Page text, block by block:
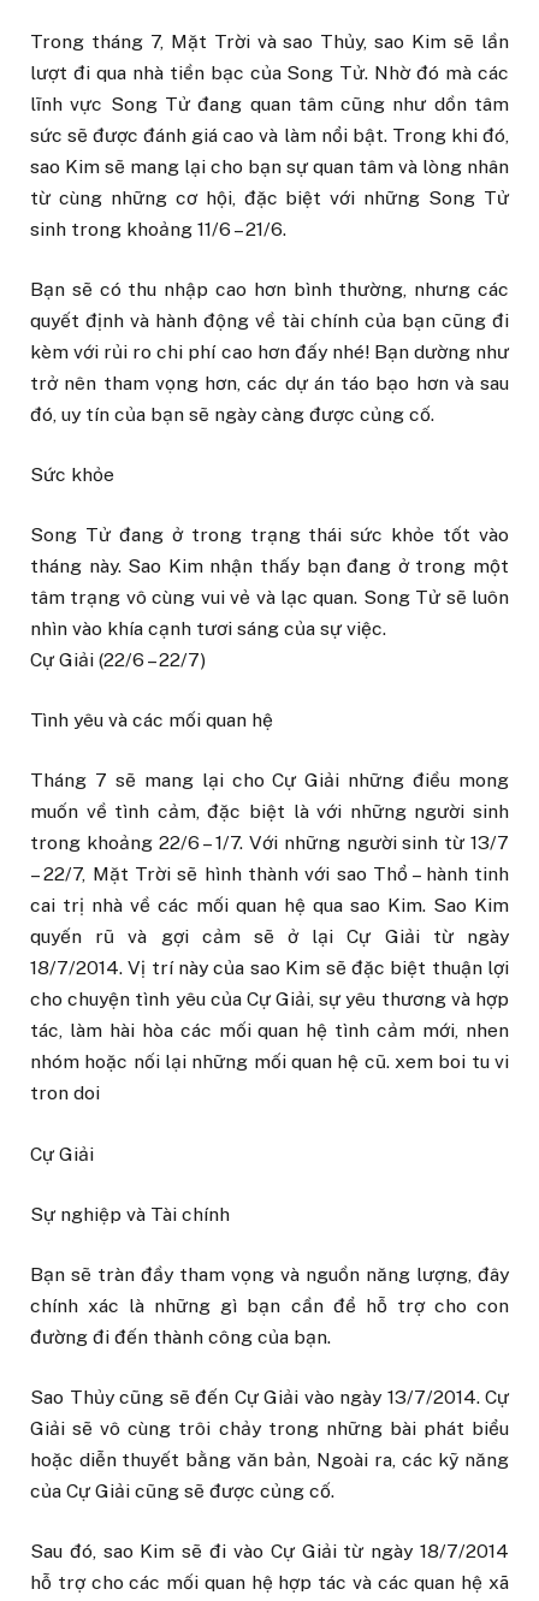
Trong tháng 7, Mặt Trời và sao Thủy, sao Kim sẽ lần
lượt đi qua nhà tiền bạc của Song Tử. Nhờ đó mà các
lĩnh vực Song Tử đang quan tâm cũng như dồn tâm
sức sẽ được đánh giá cao và làm nổi bật. Trong khi đó,
sao Kim sẽ mang lại cho bạn sự quan tâm và lòng nhân
từ cùng những cơ hội, đặc biệt với những Song Tử
sinh trong khoảng 11/6 – 21/6.
Bạn sẽ có thu nhập cao hơn bình thường, nhưng các
quyết định và hành động về tài chính của bạn cũng đi
kèm với rủi ro chi phí cao hơn đấy nhé! Bạn dường như
trở nên tham vọng hơn, các dự án táo bạo hơn và sau
đó, uy tín của bạn sẽ ngày càng được củng cố.
Sức khỏe
Song Tử đang ở trong trạng thái sức khỏe tốt vào
tháng này. Sao Kim nhận thấy bạn đang ở trong một
tâm trạng vô cùng vui vẻ và lạc quan. Song Tử sẽ luôn
nhìn vào khía cạnh tươi sáng của sự việc.
Cự Giải (22/6 – 22/7)
Tình yêu và các mối quan hệ
Tháng 7 sẽ mang lại cho Cự Giải những điều mong
muốn về tình cảm, đặc biệt là với những người sinh
trong khoảng 22/6 – 1/7. Với những người sinh từ 13/7
– 22/7, Mặt Trời sẽ hình thành với sao Thổ – hành tinh
cai trị nhà về các mối quan hệ qua sao Kim. Sao Kim
quyến rũ và gợi cảm sẽ ở lại Cự Giải từ ngày
18/7/2014. Vị trí này của sao Kim sẽ đặc biệt thuận lợi
cho chuyện tình yêu của Cự Giải, sự yêu thương và hợp
tác, làm hài hòa các mối quan hệ tình cảm mới, nhen
nhóm hoặc nối lại những mối quan hệ cũ. xem boi tu vi
tron doi
Cự Giải
Sự nghiệp và Tài chính
Bạn sẽ tràn đầy tham vọng và nguồn năng lượng, đây
chính xác là những gì bạn cần để hỗ trợ cho con
đường đi đến thành công của bạn.
Sao Thủy cũng sẽ đến Cự Giải vào ngày 13/7/2014. Cự
Giải sẽ vô cùng trôi chảy trong những bài phát biểu
hoặc diễn thuyết bằng văn bản, Ngoài ra, các kỹ năng
của Cự Giải cũng sẽ được củng cố.
Sau đó, sao Kim sẽ đi vào Cự Giải từ ngày 18/7/2014
hỗ trợ cho các mối quan hệ hợp tác và các quan hệ xã